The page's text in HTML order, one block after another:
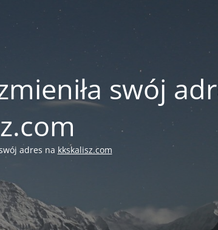
swój
adres na kkskalisz.com